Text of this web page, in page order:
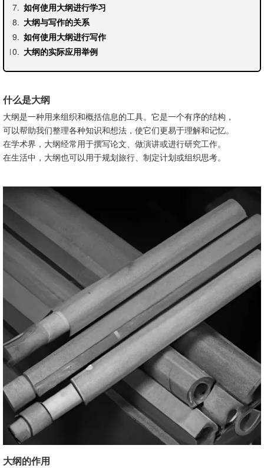
如何使用大纲进行学习
大纲与写作的关系
如何使用大纲进行写作
大纲的实际应用举例
什么是大纲
大纲是一种用来组织和概括信息的工具。它是一个有序的结构，
可以帮助我们整理各种知识和想法，使它们更易于理解和记忆。
在学术界，大纲经常用于撰写论文、做演讲或进行研究工作。
在生活中，大纲也可以用于规划旅行、制定计划或组织思考。
大纲的作用